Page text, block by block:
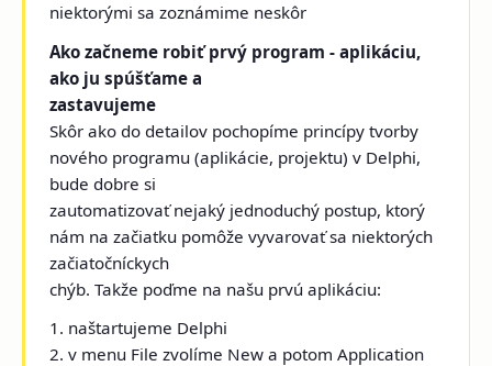
niektorými sa zoznámime neskôr
Ako začneme robiť prvý program - aplikáciu,
ako ju spúšťame a
zastavujeme
Skôr ako do detailov pochopíme princípy tvorby
nového programu (aplikácie, projektu) v Delphi,
bude dobre si
zautomatizovať nejaký jednoduchý postup, ktorý
nám na začiatku pomôže vyvarovať sa niektorých
začiatočníckych
chýb. Takže poďme na našu prvú aplikáciu:
1. naštartujeme Delphi
2. v menu File zvolíme New a potom Application